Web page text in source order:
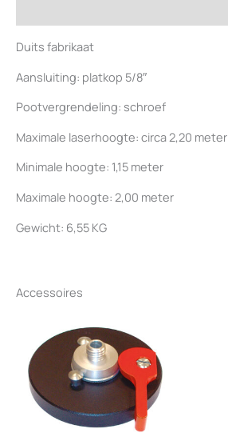
Duits fabrikaat
Aansluiting: platkop 5/8″
Pootvergrendeling: schroef
Maximale laserhoogte: circa 2,20 meter
Minimale hoogte: 1,15 meter
Maximale hoogte: 2,00 meter
Gewicht: 6,55 KG
Accessoires